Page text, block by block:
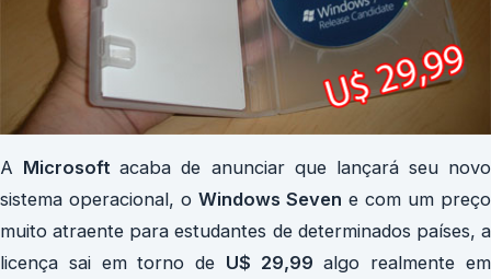
A Microsoftacaba de anunciar que lançará seu novo
sistema operacional, o Windows Seven e com um preço
muito atraente para estudantes de determinados países, a
licença sai em torno de U$ 29,99 algo realmente em